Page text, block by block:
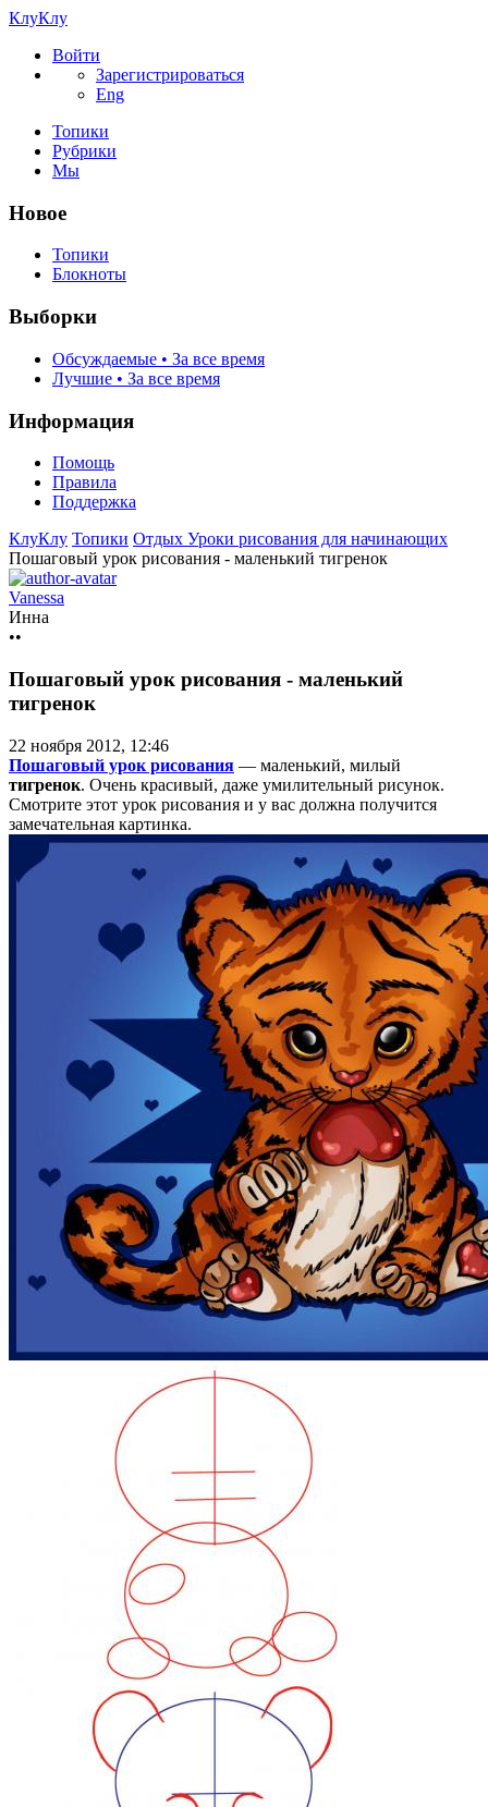
КлуКлу
Войти
Зарегистрироваться
Eng
Топики
Рубрики
Мы
Новое
Топики
Блокноты
Выборки
Обсуждаемые • За все время
Лучшие • За все время
Информация
Помощь
Правила
Поддержка
КлуКлу Топики Отдых Уроки рисования для начинающих
Пошаговый урок рисования - маленький тигренок
Vanessa
Инна
••
Пошаговый урок рисования - маленький
тигренок
22 ноября 2012, 12:46
Пошаговый урок рисования — маленький, милый
тигренок. Очень красивый, даже умилительный рисунок.
Смотрите этот урок рисования и у вас должна получится
замечательная картинка.